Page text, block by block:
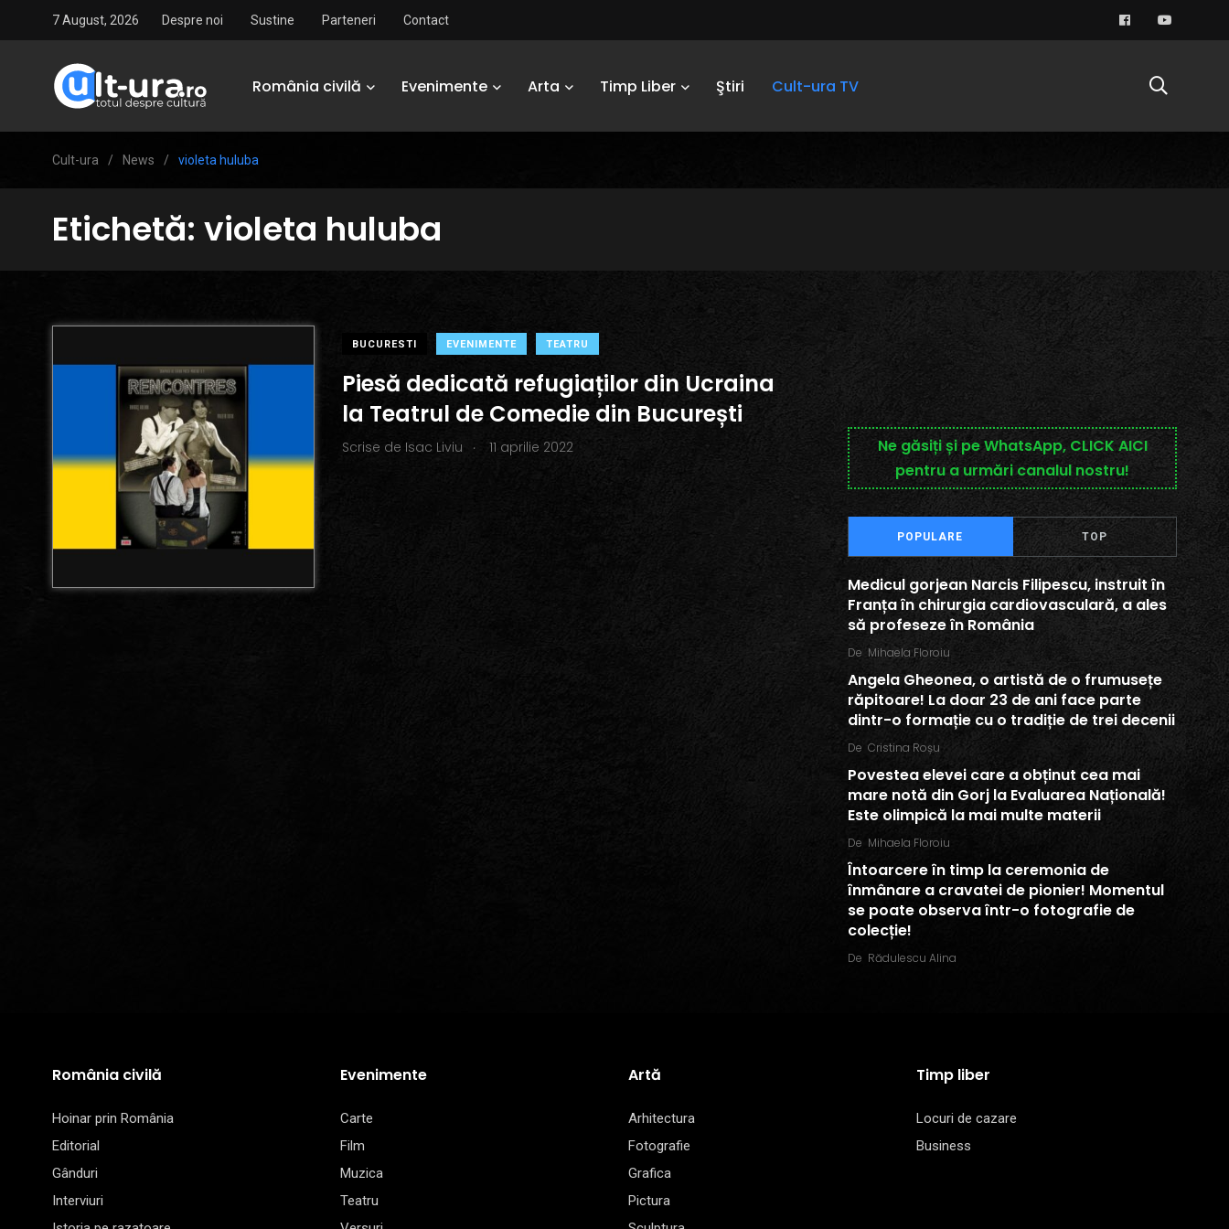
7 August, 2026 Despre noi Sustine Parteneri Contact
România civilă Evenimente Arta Timp Liber Ştiri Cult-ura TV
Cult-ura / News / violeta huluba
Etichetă: violeta huluba
BUCURESTI EVENIMENTE TEATRU
Piesă dedicată refugiaților din Ucraina
la Teatrul de Comedie din București
Scrise de Isac Liviu . 11 aprilie 2022
Ne găsiți și pe WhatsApp, CLICK AICI
pentru a urmări canalul nostru!
POPULARE TOP
Medicul gorjean Narcis Filipescu, instruit în
Franța în chirurgia cardiovasculară, a ales
să profeseze în România
De Mihaela Floroiu
Angela Gheonea, o artistă de o frumusețe
răpitoare! La doar 23 de ani face parte
dintr-o formație cu o tradiție de trei decenii
De Cristina Roșu
Povestea elevei care a obținut cea mai
mare notă din Gorj la Evaluarea Națională!
Este olimpică la mai multe materii
De Mihaela Floroiu
Întoarcere în timp la ceremonia de
înmânare a cravatei de pionier! Momentul
se poate observa într-o fotografie de
colecție!
De Rădulescu Alina
România civilă
Hoinar prin România
Editorial
Gânduri
Interviuri
Evenimente
Carte
Film
Muzica
Teatru
Artă
Arhitectura
Fotografie
Grafica
Pictura
Timp liber
Locuri de cazare
Business